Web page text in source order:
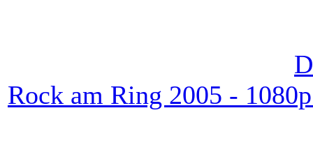
Rock am Ring 2005 -